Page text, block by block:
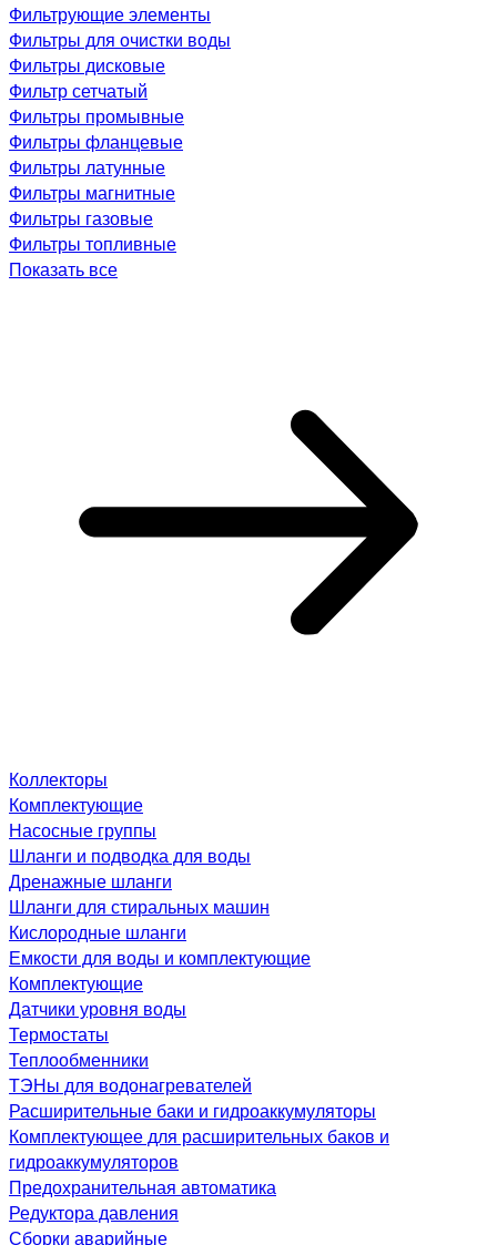
Фильтрующие элементы
Фильтры для очистки воды
Фильтры дисковые
Фильтр сетчатый
Фильтры промывные
Фильтры фланцевые
Фильтры латунные
Фильтры магнитные
Фильтры газовые
Фильтры топливные
Показать все
Коллекторы
Комплектующие
Насосные группы
Шланги и подводка для воды
Дренажные шланги
Шланги для стиральных машин
Кислородные шланги
Емкости для воды и комплектующие
Комплектующие
Датчики уровня воды
Термостаты
Теплообменники
ТЭНы для водонагревателей
Расширительные баки и гидроаккумуляторы
Комплектующее для расширительных баков и
гидроаккумуляторов
Предохранительная автоматика
Редуктора давления
Сборки аварийные